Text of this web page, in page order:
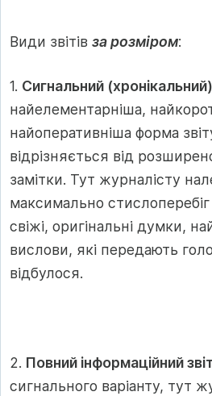
Види звітів за розміром:
1. Сигнальний (хронікальний)
найелементарніша,
найоперативніша форма
відрізняється від
замітки. Тут журналісту
максимально стислоперебіг
свіжі, оригінальні думки,
вислови, які передають
відбулося.
2. Повний інформаційний
сигнального варіанту, тут